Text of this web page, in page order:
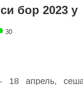
бор 2023 y
30
18 апрель,